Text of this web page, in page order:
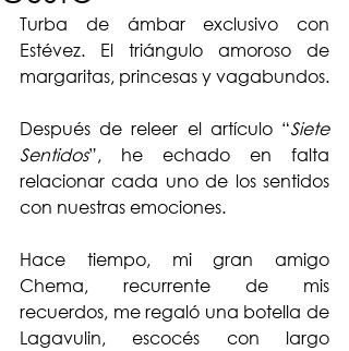
Turba de ámbar exclusivo con
Estévez. El triángulo amoroso de
Después de releer el artículo “Siete
Sentidos”, he echado en falta
relacionar cada uno de los sentidos
con nuestras emociones.
Hace tiempo, mi gran amigo
Chema, recurrente de mis
recuerdos, me regaló una botella de
Lagavulin, escocés con largo